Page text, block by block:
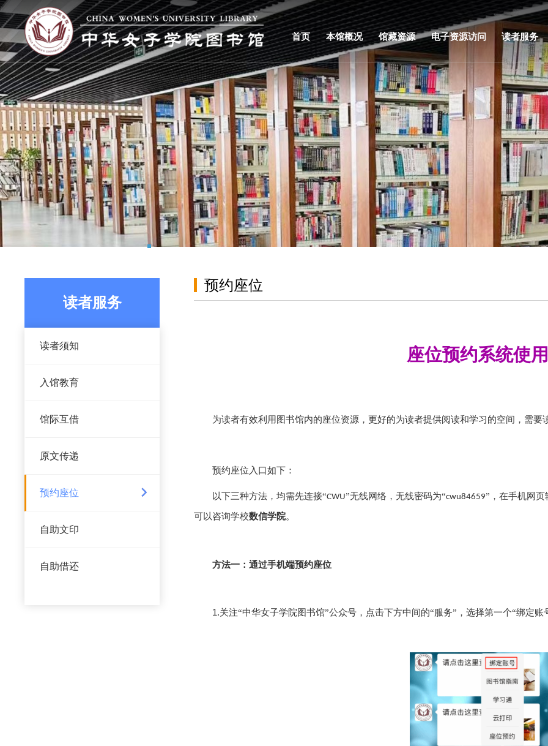
首页 本馆概况 馆藏资源 电子资源访问 读者服务
读者服务
读者须知
入馆教育
馆际互借
原文传递
预约座位
自助文印
自助借还
预约座位
座位预约系统使
为读者有效利用图书馆内的座位资源，更好的为读者提供阅读和学习的空间，需要
预约座位入口如下：
以下三种方法，均需先连接“CWU”无线网络，无线密码为“cwu84659”，在手机网页
可以咨询学校数信学院。
方法一：通过手机端预约座位
1.关注“中华女子学院图书馆”公众号，点击下方中间的“服务”，选择第一个“绑定账